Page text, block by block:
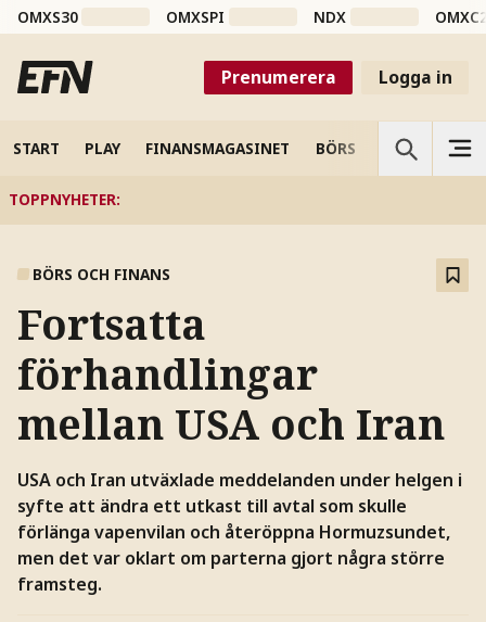
OMXS30 OMXSPI NDX
Prenumerera Logga in
START PLAY FINANSMAGASINET BÖRS VETENSKAP
TOPPNYHETER:
BÖRS OCH FINANS
Fortsatta
förhandlingar
mellan USA och Iran
USA och Iran utväxlade meddelanden under helgen i
syfte att ändra ett utkast till avtal som skulle
förlänga vapenvilan och återöppna Hormuzsundet,
men det var oklart om parterna gjort några större
framsteg.